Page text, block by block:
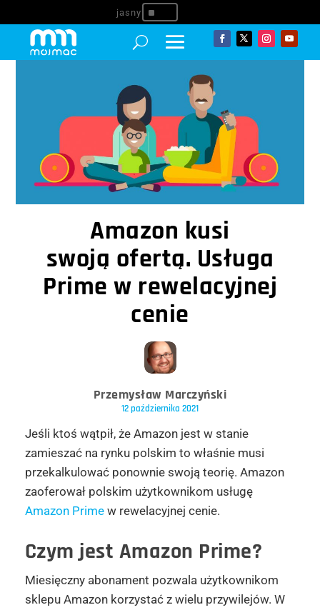
^
Amazon kusi
swoją ofertą. Usługa
Prime w rewelacyjnej
cenie
Przemysław Marczyński
12 października 2021
Jeśli ktoś wątpił, że Amazon jest w stanie
zamieszać na rynku polskim to właśnie musi
przekalkulować ponownie swoją teorię. Amazon
zaoferował polskim użytkownikom usługę
Amazon Primew rewelacyjnej cenie.
Czym jest Amazon Prime?
Miesięczny abonament pozwala użytkownikom
sklepu Amazon korzystać z wielu przywilejów. W